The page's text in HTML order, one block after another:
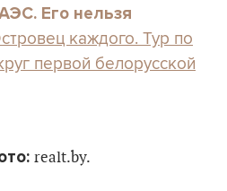
Его нельзя
каждого. Тур по
первой белорусской
realt.by.